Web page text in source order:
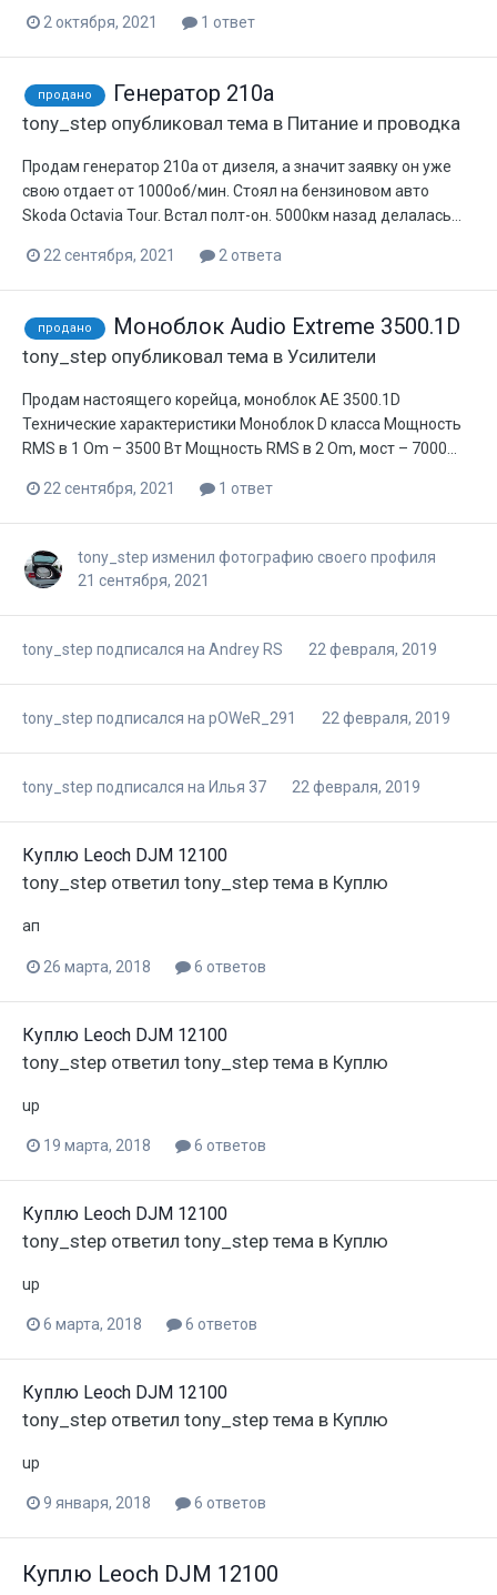
2 октября, 2021 1 ответ
продано Генератор 210а
tony_step опубликовал тема в Питание и проводка
Продам генератор 210а от дизеля, а значит заявку он уже
свою отдает от 1000об/мин. Стоял на бензиновом авто
Skoda Octavia Tour. Встал полт-он. 5000км назад делалась...
22 сентября, 2021 2 ответа
продано Моноблок Audio Extreme 3500.1D
tony_step опубликовал тема в Усилители
Продам настоящего корейца, моноблок AE 3500.1D
Технические характеристики Моноблок D класса Мощность
RMS в 1 Om – 3500 Вт Мощность RMS в 2 Om, мост – 7000...
22 сентября, 2021 1 ответ
tony_step изменил фотографию своего профиля
21 сентября, 2021
tony_step подписался наAndrey RS 22 февраля, 2019
tony_step подписался наpOWeR_291 22 февраля, 2019
tony_step подписался на Илья 37 22 февраля, 2019
Куплю Leoch DJM 12100
tony_step ответил tony_step тема в Куплю
ап
26 марта, 2018 6 ответов
Куплю Leoch DJM 12100
tony_step ответил tony_step тема в Куплю
up
19 марта, 2018 6 ответов
Куплю Leoch DJM 12100
tony_step ответил tony_step тема в Куплю
up
6 марта, 2018 6 ответов
Куплю Leoch DJM 12100
tony_step ответил tony_step тема в Куплю
up
9 января, 2018 6 ответов
Куплю Leoch DJM 12100